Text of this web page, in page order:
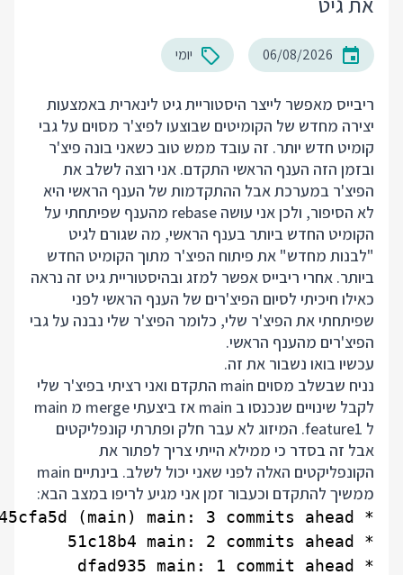
06/08/2026 יומי
ריבייס מאפשר לייצר היסטוריית גיט לינארית באמצעות
יצירה מחדש של הקומיטים שבוצעו לפיצ'ר מסוים על גבי
קומיט חדש יותר. זה עובד ממש טוב כשאני בונה פיצ'ר
ובזמן הזה הענף הראשי התקדם. אני רוצה לשלב את
הפיצ'ר במערכת אבל ההתקדמות של הענף הראשי היא
לא הסיפור, ולכן אני עושה rebase מהענף שפיתחתי על
הקומיט החדש ביותר בענף הראשי, מה שגורם לגיט
"לבנות מחדש" את פיתוח הפיצ'ר מתוך הקומיט החדש
ביותר. אחרי ריבייס אפשר למזג ובהיסטוריית גיט זה נראה
כאילו חיכיתי לסיום הפיצ'רים של הענף הראשי לפני
שפיתחתי את הפיצ'ר שלי, כלומר הפיצ'ר שלי נבנה על גבי
הפיצ'רים מהענף הראשי.
עכשיו בואו נשבור את זה.
נניח שבשלב מסוים main התקדם ואני רציתי בפיצ'ר שלי
לקבל שינויים שנכנסו ב main אז ביצעתי merge מ main
ל feature1. המיזוג לא עבר חלק ופתרתי קונפליקטים
אבל זה בסדר כי ממילא הייתי צריך לפתור את
הקונפליקטים האלה לפני שאני יכול לשלב. בינתיים main
ממשיך להתקדם וכעבור זמן אני מגיע לריפו במצב הבא: